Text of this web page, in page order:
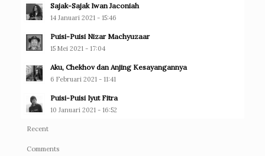
Sajak-Sajak Iwan Jaconiah
14 Januari 2021 - 15:46
Puisi-Puisi Nizar Machyuzaar
15 Mei 2021 - 17:04
Aku, Chekhov dan Anjing Kesayangannya
6 Februari 2021 - 11:41
Puisi-Puisi Iyut Fitra
10 Januari 2021 - 16:52
Recent
Comments